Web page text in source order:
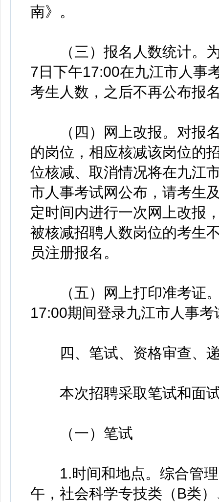
南》。
（三）报名人数统计。为
7日下午17:00在九江市人事
考生人数，之后不再公布报
（四）网上改报。对报名
的岗位，相应核减该岗位的
位核减、取消情况将在九江
市人事考试网公布，请考生
定时间内进行一次网上改报
被核减招聘人数岗位的考生
员注册报名。
（五）网上打印准考证。
17:00期间登录九江市人事
四、笔试、资格审查、
本次招聘采取笔试和面试
（一）笔试
1.时间和地点。综合管理
午，社会科学专技类（B类